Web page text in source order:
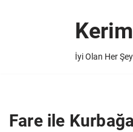
İyi Olan Her
Fare ile